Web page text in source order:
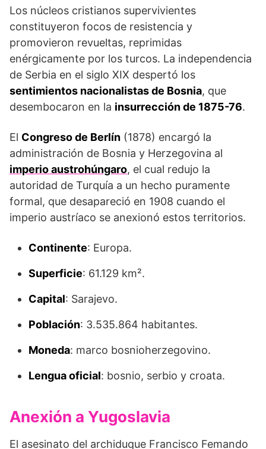
Los núcleos cristianos supervivientes
constituyeron focos de resistencia y
promovieron revueltas, reprimidas
enérgicamente por los turcos. La independencia
de Serbia en el siglo XIX despertó los
sentimientos nacionalistas de Bosnia, que
desembocaron en la insurrección de 1875-76.
El Congreso de Berlín (1878) encar­gó la
administración de Bosnia y Herzegovina al
imperio austrohúngaro, el cual redujo la
autoridad de Turquía a un hecho puramente
formal, que desapareció en 1908 cuando el
imperio austríaco se anexionó estos territorios.
Continente: Europa.
Superficie: 61.129 km².
Capital: Sarajevo.
Población: 3.535.864 habitantes.
Moneda: marco bosnioherzegovino.
Lengua oficial: bosnio, serbio y croata.
Anexión a Yugoslavia
El asesinato del archiduque Francisco Femando